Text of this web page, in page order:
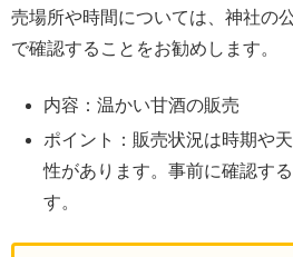
売場所や時間については、神社の
で確認することをお勧めします。
内容：温かい甘酒の販売
ポイント：販売状況は時期や
性があります。事前に確認す
す。